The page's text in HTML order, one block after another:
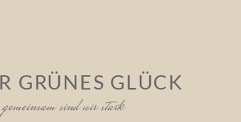
GRÜNES GLÜCK
gemeinsam sind wir stark